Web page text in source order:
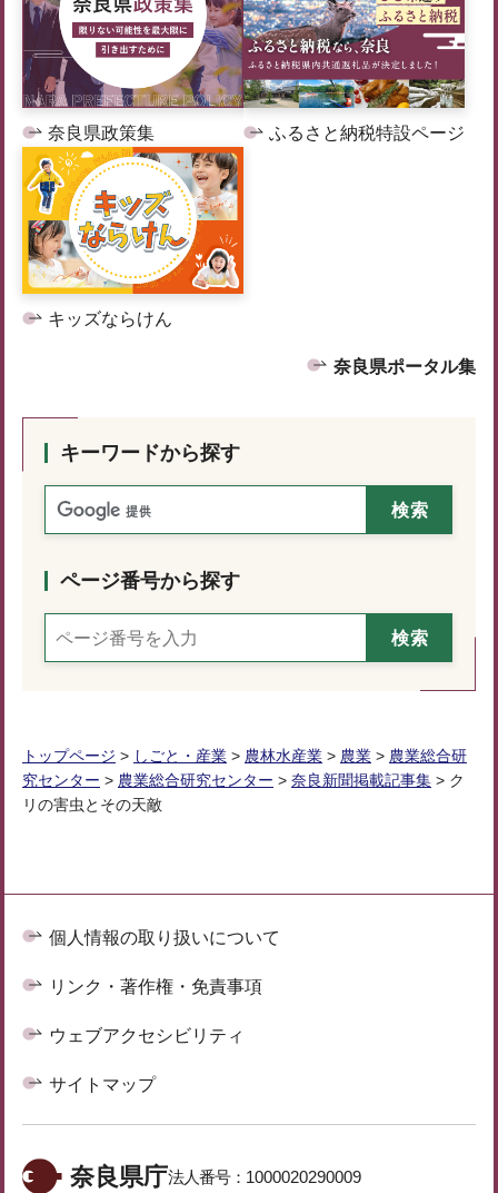
奈良県政策集 ふるさと納税特設ページ
キッズならけん
奈良県ポータル集
キーワードから探す
ページ番号から探す
トップページ > しごと・産業 > 農林水産業 > 農業 > 農業総合研
究センター > 農業総合研究センター > 奈良新聞掲載記事集 > ク
リの害虫とその天敵
個人情報の取り扱いについて
リンク・著作権・免責事項
ウェブアクセシビリティ
サイトマップ
奈良県庁法人番号： 1000020290009